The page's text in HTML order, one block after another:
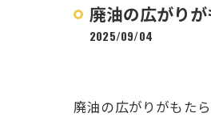
廃油の広がり
2025/09/04
廃油の広がりがもた